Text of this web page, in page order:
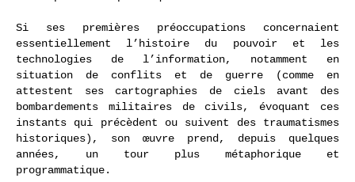
cadre public et politique.
Si ses premières préoccupations concernaient
essentiellement l’histoire du pouvoir et les
technologies de l’information, notamment en
situation de conflits et de guerre (comme en
attestent ses cartographies de ciels avant des
bombardements militaires de civils, évoquant ces
instants qui précèdent ou suivent des traumatismes
historiques), son œuvre prend, depuis quelques